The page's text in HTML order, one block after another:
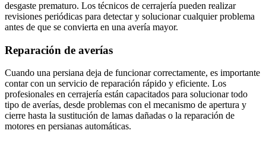
desgaste prematuro. Los técnicos de cerrajería pueden realizar
revisiones periódicas para detectar y solucionar cualquier problema
antes de que se convierta en una avería mayor.
Reparación de averías
Cuando una persiana deja de funcionar correctamente, es importante
contar con un servicio de reparación rápido y eficiente. Los
profesionales en cerrajería están capacitados para solucionar todo
tipo de averías, desde problemas con el mecanismo de apertura y
cierre hasta la sustitución de lamas dañadas o la reparación de
motores en persianas automáticas.